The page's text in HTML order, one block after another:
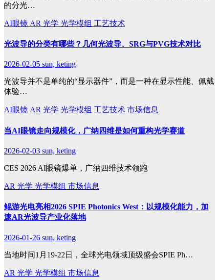
的分光…
AI眼镜 AR 光学 光学模组 工艺技术
光波导的分类有哪些？几何光波导、SRG与PVG技术对比
2026-02-05 sun, keting
光波导并不是单纯的“显示器件”，而是一种在显示性能、佩戴
体验…
AI眼镜 AR 光学 光学模组 工艺技术 市场信息
当AI眼镜走向规模化，广纳四维是如何重构光学赛道
2026-02-03 sun, keting
CES 2026 AI眼镜爆单，广纳四维技术领跑
AR 光学 光学模组 市场信息
鲲游光电亮相2026 SPIE Photonics West：以规模化能力，加
速AR光波导产业化落地
2026-01-26 sun, keting
当地时间1月19-22日，全球光电领域顶级盛会SPIE Ph…
AR 光学 光学模组 市场信息